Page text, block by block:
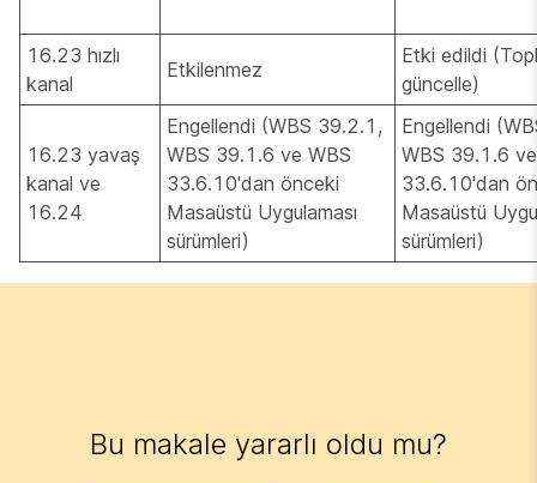
16.23 hızlı
kanal
Etkilenmez
Etki edildi
güncelle)
16.23 yavaş
kanal ve
16.24
Engellendi (WBS 39.2.1,
WBS 39.1.6 ve WBS
33.6.10'dan önceki
Masaüstü Uygulaması
sürümleri)
Engellendi
WBS 39.1.6
33.6.10'dan
Masaüstü
sürümleri)
Bu makale yararlı oldu mu?